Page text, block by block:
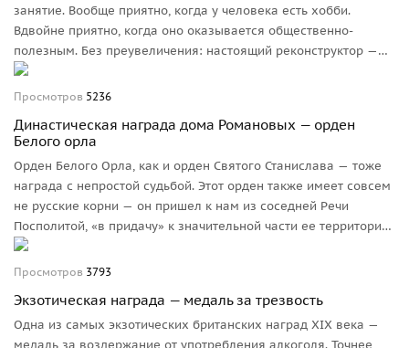
занятие. Вообще приятно, когда у человека есть хобби.
Вдвойне приятно, когда оно оказывается общественно-
полезным. Без преувеличения: настоящий реконструктор —
это состояние души. Некоторые особенно увлечённые
граждане и живут-то полной жизнью только на мероприятии,
к нему.
Просмотров 5236
Династическая награда дома Романовых — орден
Белого орла
Орден Белого Орла, как и орден Святого Станислава — тоже
награда с непростой судьбой. Этот орден также имеет совсем
не русские корни — он пришел к нам из соседней Речи
Посполитой, «в придачу» к значительной части ее территории.
Просмотров 3793
Экзотическая награда — медаль за трезвость
Одна из самых экзотических британских наград XIX века —
медаль за воздержание от употребления алкоголя. Точнее,